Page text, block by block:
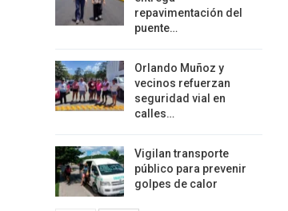
repavimentación del
puente…
Orlando Muñoz y
vecinos refuerzan
seguridad vial en
calles…
Vigilan transporte
público para prevenir
golpes de calor